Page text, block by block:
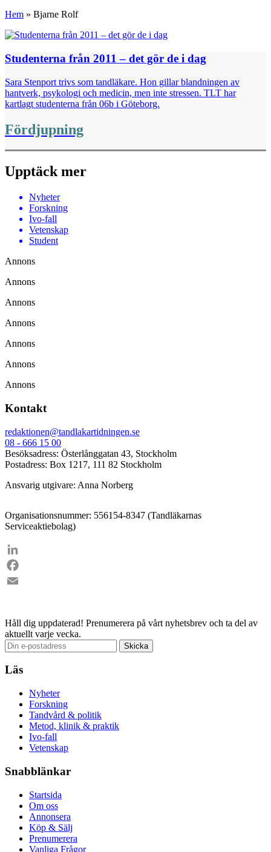
Hem » Bjarne Rolf
Studenterna från 2011 – det gör de i dag
Sara Stenport trivs som tandläkare. Hon gillar blandningen av
hantverk, psykologi och medicin, men inte stressen. TLT har
kartlagt studenterna från 06b i Göteborg.
Fördjupning
Upptäck mer
Nyheter
Forskning
Ivo-fall
Vetenskap
Student
Annons
Annons
Annons
Annons
Annons
Annons
Annons
Kontakt
redaktionen@tandlakartidningen.se
08 - 666 15 00
Besöksadress: Österlånggatan 43, Stockholm
Postadress: Box 1217, 111 82 Stockholm
Ansvarig utgivare: Anna Norberg
Organisationsnummer: 556154-8347 (Tandläkarnas
Serviceaktiebolag)
LinkedIn
Facebook
Håll dig uppdaterad! Prenumerera på vårt nyhetsbrev och ta del av
aktuellt varje vecka.
Läs
Nyheter
Forskning
Tandvård & politik
Metod, klinik & praktik
Ivo-fall
Vetenskap
Snabblänkar
Startsida
Om oss
Annonsera
Köp & Sälj
Prenumerera
Vanliga Frågor